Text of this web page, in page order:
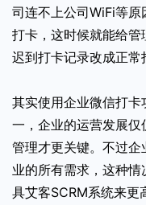
司连不上公司WiFi等
打卡，这时候就能给
迟到打卡记录改成正常
其实使用企业微信打
一，企业的运营发展
管理才更关键。不过
业的所有需求，这种
具艾客SCRM系统来更